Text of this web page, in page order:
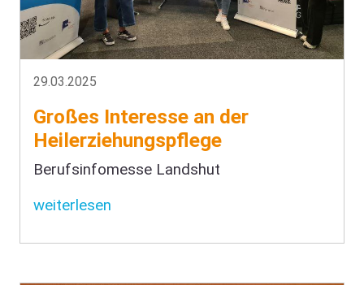
29.03.2025
Großes Interesse an der
Heilerziehungspflege
Berufsinfomesse Landshut
weiterlesen